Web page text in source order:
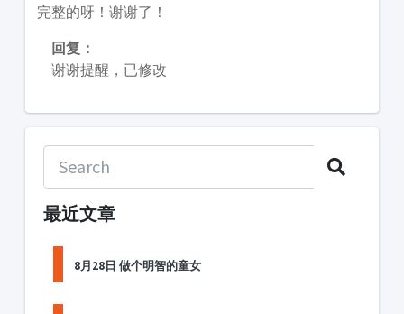
完整的呀！谢谢了！
回复：
谢谢提醒，已修改
最近文章
8月28日 做个明智的童女